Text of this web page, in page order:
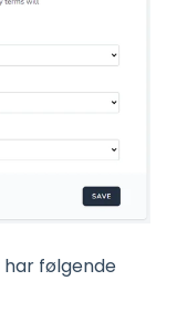
har følgende